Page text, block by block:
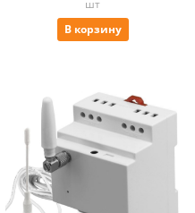
шт
В корзину